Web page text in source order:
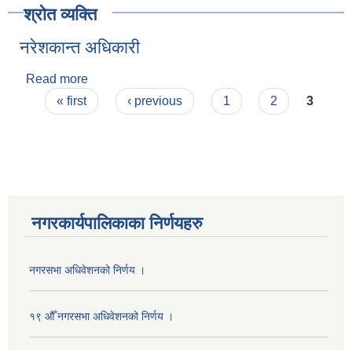
श्रोत व्यक्ति
नरेशकान्त अधिकारी
Read more
Pages
« first ‹ previous 1 2 3
नगरकार्यपालिकाका निर्णयहरु
नगरसभा अधिवेशनको निर्णय ।
१९ औँ नगरसभा अधिवेशनको निर्णय ।